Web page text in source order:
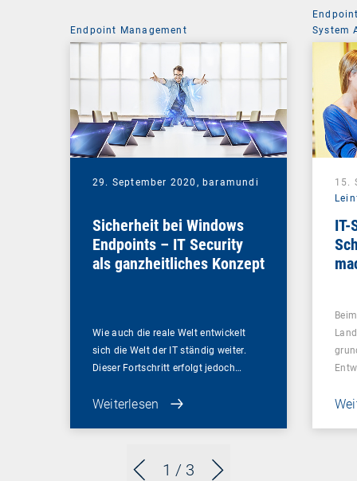
1 / 3
Endpoint Management
29. September 2020, baramundi
Sicherheit bei Windows
Endpoints – IT Security
als ganzheitliches Konzept
Wie auch die reale Welt entwickelt
sich die Welt der IT ständig weiter.
Dieser Fortschritt erfolgt jedoch…
Weiterlesen
System
15.
IT-